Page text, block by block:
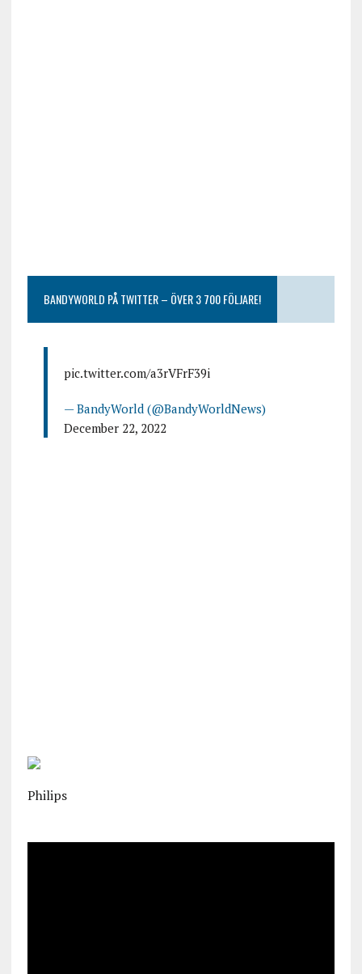
BANDYWORLD PÅ TWITTER – ÖVER 3 700 FÖLJARE!
pic.twitter.com/a3rVFrF39i
— BandyWorld (@BandyWorldNews)
December 22, 2022
Philips